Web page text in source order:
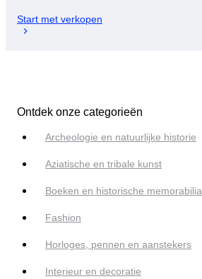
Start met verkopen
Ontdek onze categorieën
Archeologie en natuurlijke historie
Aziatische en tribale kunst
Boeken en historische memorabilia
Fashion
Horloges, pennen en aanstekers
Interieur en decoratie